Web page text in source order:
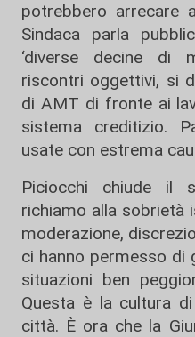
potrebbero arrecare
Sindaca parla
‘diverse decine di
riscontri oggettivi, si
di AMT di fronte ai
sistema creditizio.
usate con estrema
Piciocchi chiude il
richiamo alla sobrietà
moderazione,
ci hanno permesso di
situazioni ben
Questa è la cultura
città. È ora che la